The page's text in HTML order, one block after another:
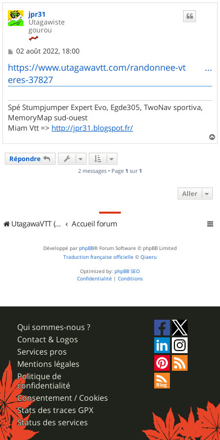
u
jpr31
Utagawiste
gourou
M
s
s
a
g
02 août 2022, 18:00
https://www.utagawavtt.com/randonnee-vt ...
eres-37827
Spé Stumpjumper Expert Evo, Egde305, TwoNav sportiva,
MemoryMap sud-ouest
Miam Vtt => http://jpr31.blogspot.fr/
a
Répondre
2 messages • Page 1 sur 1
Aller
UtagawaVTT (Randos VTT et VTTAE avec traces GPS) Accueil forum
Développé par phpBB® Forum Software © phpBB Limited
Traduction française officielle © Qiaeru
Optimized by: phpBB SEO
Confidentialité | Conditions
Qui sommes-nous ?
Contact & Logos
Services pros
Mentions légales
Politique de
confidentialité
Consentement / Cookies
Stats des traces GPX
Status des services